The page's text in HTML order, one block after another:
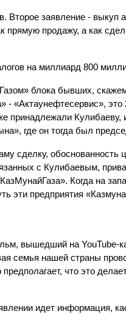
Второе заявление - выкуп
прямую продажу, а как
на миллиард 800
блока бывших,
- «Актаунефтесервис»,
принадлежали Кулибаеву,
где он тогда был
сделку, обоснованность
с Кулибаевым,
Когда на
эти предприятия
вышедший на YouTube-
семья нашей страны
что это
идет информация,